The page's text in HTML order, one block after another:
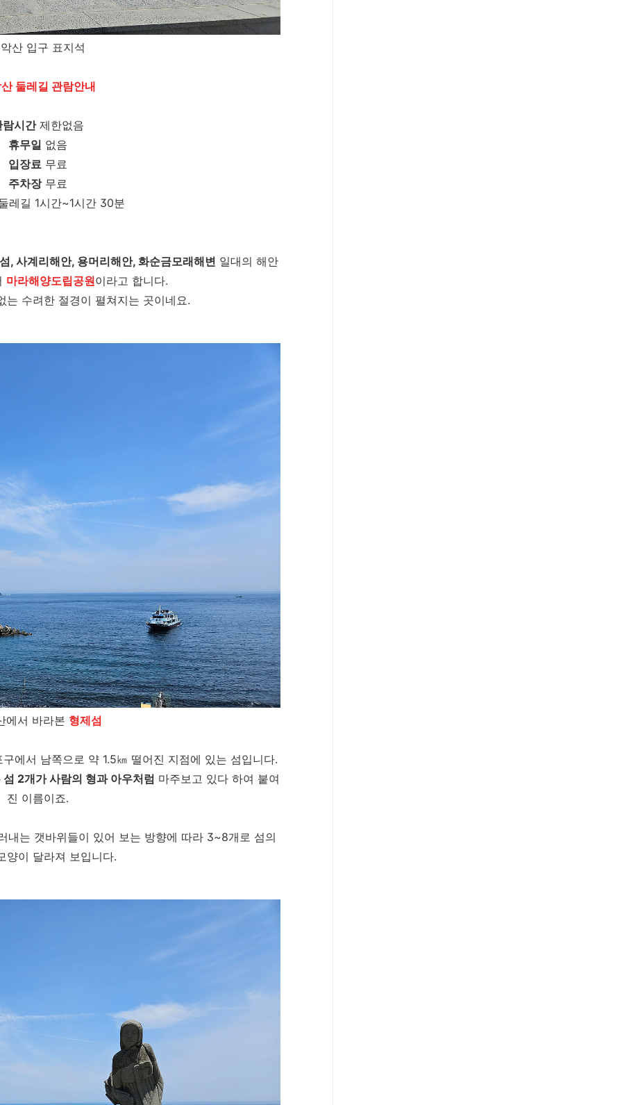
산 입구 표지석
둘레길 관람안내
람시간제한없음
휴무일 없음
입장료무료
주차장무료
레길 1시간~1시간 30분
, 사계리해안, 용머리해안, 화순금모래해변 일대의 해안
마라해양도립공원이라고 합니다.
는 수려한 절경이 펼쳐지는 곳이네요.
에서 바라본 형제섬
에서 남쪽으로 약 1.5㎞ 떨어진 지점에 있는 섬입니다.
섬 2개가 사람의 형과 아우처럼 마주보고 있다 하여 붙여
진 이름이죠.
내는 갯바위들이 있어 보는 방향에 따라 3~8개로 섬의
양이 달라져 보입니다.